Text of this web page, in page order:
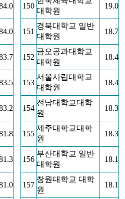
150
대학원
19.0
151
경북대학교 일반
대학원
18.7
152
금오공과대학교
대학원
18.4
153
서울시립대학교
대학원
18.4
154
전남대학교대학
원
18.3
155
제주대학교대학
원
18.3
156
부산대학교 일반
대학원
18.1
157
창원대학교 대학
원
18.1